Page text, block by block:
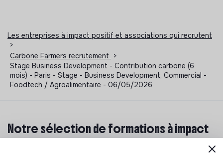
Les entreprises à impact positif et associations qui recrutent
>
Carbone Farmers recrutement
>
Stage Business Development - Contribution carbone (6
mois) - Paris - Stage - Business Development, Commercial -
Foodtech / Agroalimentaire - 06/05/2026
Notre sélection de formations à impact